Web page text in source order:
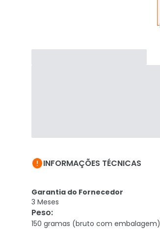
INFORMAÇÕES TÉCNICAS
Garantia do Fornecedor
3 Meses
Peso:
150 gramas (bruto com embalagem)